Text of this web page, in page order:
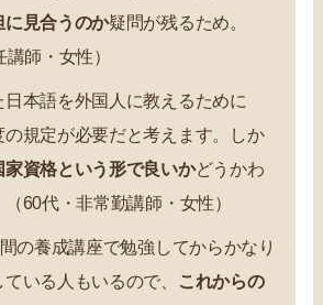
に見合うのか疑問が残るため。
講師・女性）
日本語を外国人に教えるために
の規定が必要だと考えます。しか
家資格という形で良いかどうかわ
60代・非常勤講師・女性）
の養成講座で勉強してからかなり
いる人もいるので、
これからの